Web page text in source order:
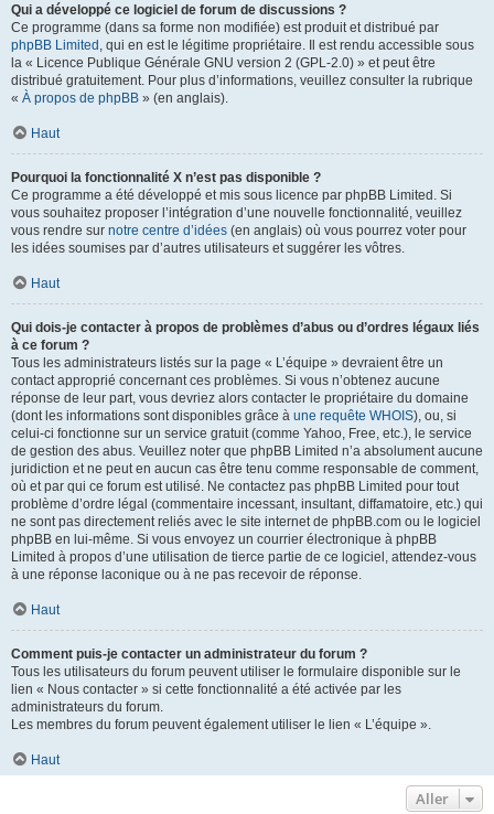
Qui a développé ce logiciel de forum de discussions ?
Ce programme (dans sa forme non modifiée) est produit et distribué par
phpBB Limited , qui en est le légitime propriétaire. Il est rendu accessible sous
la « Licence Publique Générale GNU version 2 (GPL-2.0) » et peut être
distribué gratuitement. Pour plus d’informations, veuillez consulter la rubrique
« À propos de phpBB » (en anglais).
Haut
Pourquoi la fonctionnalité X n’est pas disponible ?
Ce programme a été développé et mis sous licence par phpBB Limited. Si
vous souhaitez proposer l’intégration d’une nouvelle fonctionnalité, veuillez
vous rendre sur notre centre d’idées (en anglais) où vous pourrez voter pour
les idées soumises par d’autres utilisateurs et suggérer les vôtres.
Haut
Qui dois-je contacter à propos de problèmes d’abus ou d’ordres légaux liés
à ce forum ?
Tous les administrateurs listés sur la page « L’équipe » devraient être un
contact approprié concernant ces problèmes. Si vous n’obtenez aucune
réponse de leur part, vous devriez alors contacter le propriétaire du domaine
(dont les informations sont disponibles grâce à une requête WHOIS), ou, si
celui-ci fonctionne sur un service gratuit (comme Yahoo, Free, etc.), le service
de gestion des abus. Veuillez noter que phpBB Limited n’a absolument aucune
juridiction et ne peut en aucun cas être tenu comme responsable de comment,
où et par qui ce forum est utilisé. Ne contactez pas phpBB Limited pour tout
problème d’ordre légal (commentaire incessant, insultant, diffamatoire, etc.) qui
ne sont pas directement reliés avec le site internet de phpBB.com ou le logiciel
phpBB en lui-même. Si vous envoyez un courrier électronique à phpBB
Limited à propos d’une utilisation de tierce partie de ce logiciel, attendez-vous
à une réponse laconique ou à ne pas recevoir de réponse.
Haut
Comment puis-je contacter un administrateur du forum ?
Tous les utilisateurs du forum peuvent utiliser le formulaire disponible sur le
lien « Nous contacter » si cette fonctionnalité a été activée par les
administrateurs du forum.
Les membres du forum peuvent également utiliser le lien « L’équipe ».
Haut
Aller